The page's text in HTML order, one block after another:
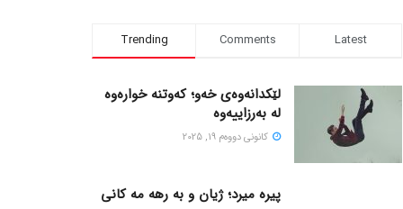
Trending Comments Latest
لێکدانەوەی خەو؛ کەوتنە خوارەوە
لە بەرزاییەوە
كانونی دووه‌م 19, 2025
پیره میرد؛ ژیان و به رهه مه کانی